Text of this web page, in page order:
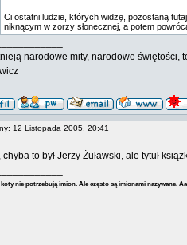
Ci ostatni ludzie, których widzę, pozostaną
niknącym w zorzy słonecznej, a potem
narodowe mity, narodowe świętości,
12 Listopada 2005, 20:41
chyba to był Jerzy Żuławski, ale tytuł
koty nie potrzebują imion. Ale często są imionami nazywane.